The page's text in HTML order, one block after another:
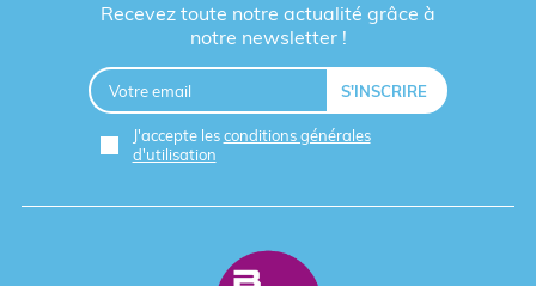
Recevez toute notre actualité grâce à
notre newsletter !
J'accepte lesconditions générales
d'utilisation